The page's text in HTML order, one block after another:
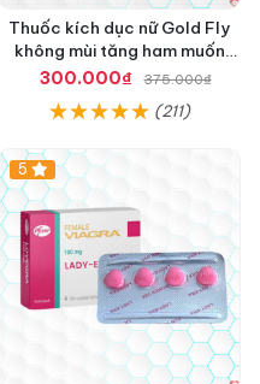
Thuốc kích dục nữ Gold Fly
không mùi tăng ham muốn
kích thích
300.000₫ 375.000₫
(211)
5